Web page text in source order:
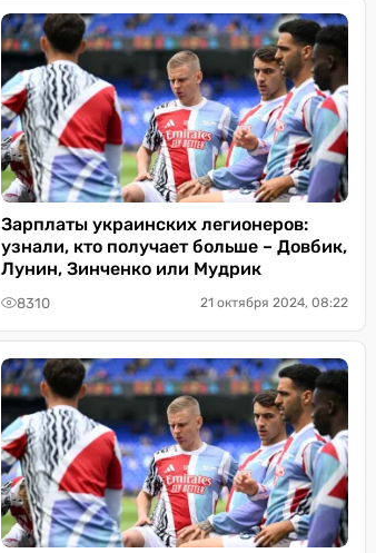
Зарплаты украинских легионеров:
узнали, кто получает больше – Довбик,
Лунин, Зинченко или Мудрик
8310 21 октября 2024, 08:22